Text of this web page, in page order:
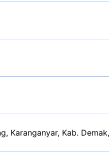
Karanganyar, Kab.